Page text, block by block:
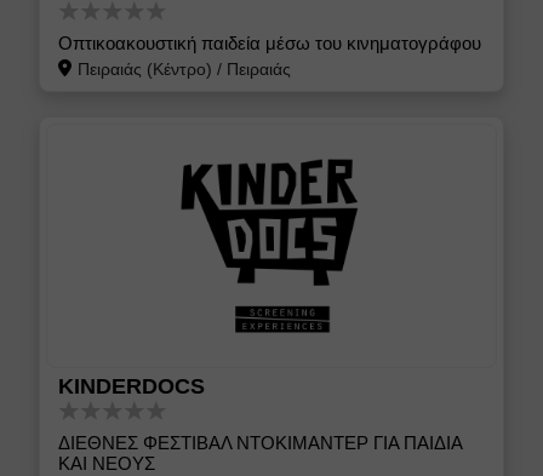
Οπτικοακουστική παιδεία μέσω του κινηματογράφου
Πειραιάς (Κέντρο) / Πειραιάς
KINDERDOCS
ΔΙΕΘΝΕΣ ΦΕΣΤΙΒΑΛ ΝΤΟΚΙΜΑΝΤΕΡ ΓΙΑ ΠΑΙΔΙΑ
ΚΑΙ ΝΕΟΥΣ